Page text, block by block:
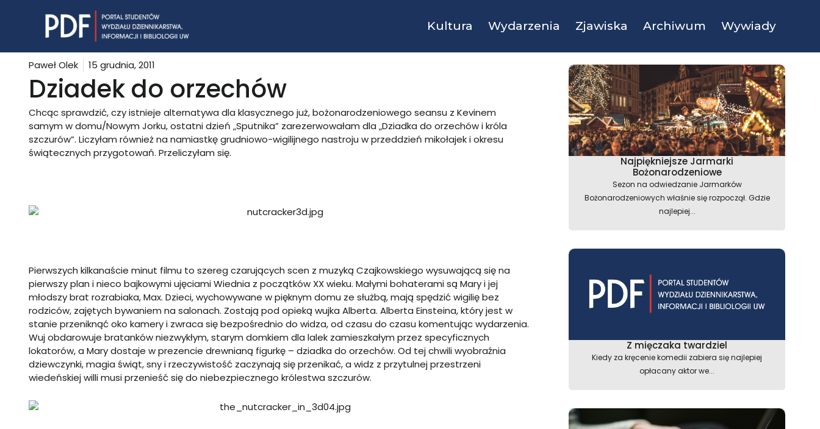
Kultura Wydarzenia Zjawiska Archiwum Wywiady
Paweł Olek 15 grudnia, 2011
Dziadek do orzechów
Chcąc sprawdzić, czy istnieje alternatywa dla klasycznego już, bożonarodzeniowego seansu z Kevinem
samym w domu/Nowym Jorku, ostatni dzień „Sputnika” zarezerwowałam dla „Dziadka do orzechów i króla
szczurów”. Liczyłam również na namiastkę grudniowo-wigilijnego nastroju w przeddzień mikołajek i okresu
świątecznych przygotowań. Przeliczyłam się.
Pierwszych kilkanaście minut filmu to szereg czarujących scen z muzyką Czajkowskiego wysuwającą się na
pierwszy plan i nieco bajkowymi ujęciami Wiednia z początków XX wieku. Małymi bohaterami są Mary i jej
młodszy brat rozrabiaka, Max. Dzieci, wychowywane w pięknym domu ze służbą, mają spędzić wigilię bez
rodziców, zajętych bywaniem na salonach. Zostają pod opieką wujka Alberta. Alberta Einsteina, który jest w
stanie przeniknąć oko kamery i zwraca się bezpośrednio do widza, od czasu do czasu komentując wydarzenia.
Wuj obdarowuje bratanków niezwykłym, starym domkiem dla lalek zamieszkałym przez specyficznych
lokatorów, a Mary dostaje w prezencie drewnianą figurkę – dziadka do orzechów. Od tej chwili wyobraźnia
dziewczynki, magia świąt, sny i rzeczywistość zaczynają się przenikać, a widz z przytulnej przestrzeni
wiedeńskiej willi musi przenieść się do niebezpiecznego królestwa szczurów.
Najpiękniejsze Jarmarki
Bożonarodzeniowe
Sezon na odwiedzanie Jarmarków
Bożonarodzeniowych właśnie się rozpoczął. Gdzie
najlepiej...
Z mięczaka twardziel
Kiedy za kręcenie komedii zabiera się najlepiej
opłacany aktor we...